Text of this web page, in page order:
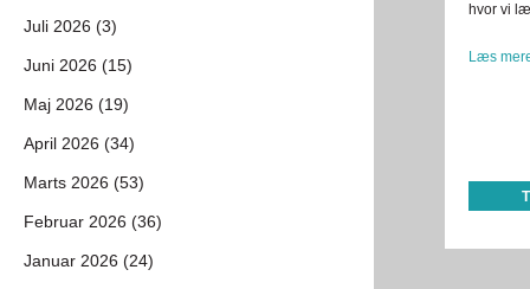
hvor vi
Læs
Juli 2026 (3)
Juni 2026 (15)
Maj 2026 (19)
April 2026 (34)
Marts 2026 (53)
Februar 2026 (36)
Januar 2026 (24)